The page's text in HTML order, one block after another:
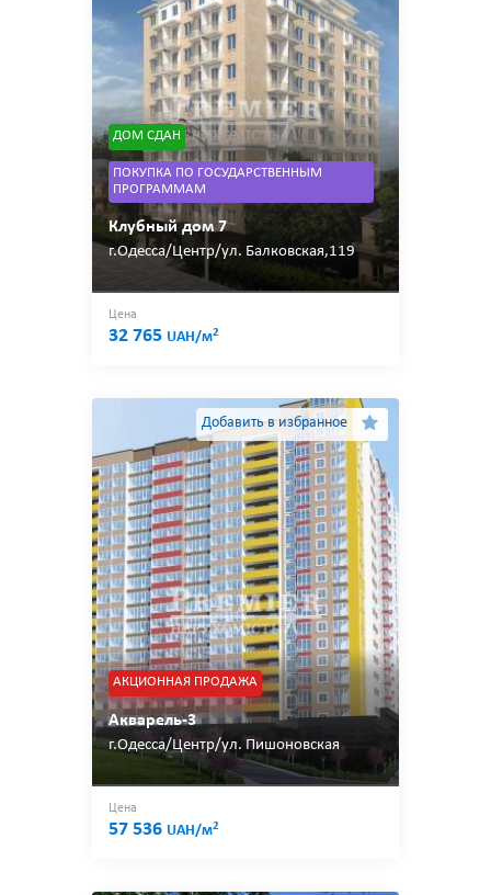
ДОМ СДАН
ПОКУПКА ПО ГОСУДАРСТВЕННЫМ
ПРОГРАММАМ
Клубный дом 7
г.Одесса/Центр/ул. Балковская,119
Цена
32 765 UAH/м2
Добавить в избранное
АКЦИОННАЯ ПРОДАЖА
Акварель-3
г.Одесса/Центр/ул. Пишоновская
Цена
57 536 UAH/м2